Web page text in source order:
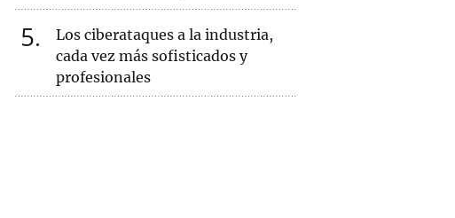
5
Los ciberataques a la industria,
cada vez más sofisticados y
profesionales